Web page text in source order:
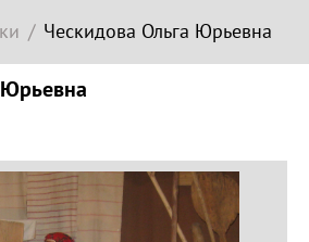
Ческидова Ольга Юрьевна
зарубежное
гора
Гора
Левитана